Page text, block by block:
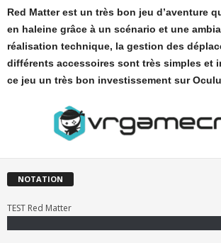
Red Matter est un très bon jeu d’aventure
en haleine grâce à un scénario et une
réalisation technique, la gestion des
différents accessoires sont très simples et
ce jeu un très bon investissement sur
NOTATION
TEST Red Matter